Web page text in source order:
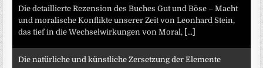
Die detaillierte Rezension des Buches Gut und Böse – Macht
und moralische Konflikte unserer Zeit von Leonhard Stein,
das tief in die Wechselwirkungen von Moral, [...]
Die natürliche und künstliche Zersetzung der Elemente